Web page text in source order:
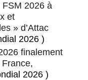
FSM 2026 à
et
» d’Attac
2026 )
finalement
,
2026 )